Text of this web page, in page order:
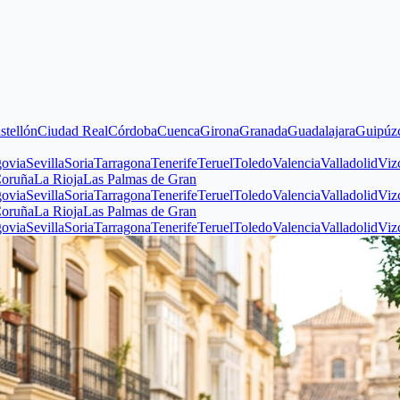
RealCórdobaCuencaGironaGranadaGuadalajaraGuipúzcoa
SoriaTarragonaTenerifeTeruelToledoValenciaValladolidVizcaya
RiojaLas Palmas de Gran
SoriaTarragonaTenerifeTeruelToledoValenciaValladolidVizcaya
RiojaLas Palmas de Gran
SoriaTarragonaTenerifeTeruelToledoValenciaValladolidVizcaya